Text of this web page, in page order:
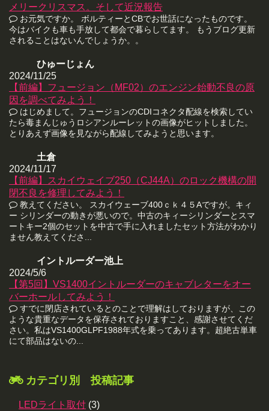
メリークリスマス。そして近況報告
お元気ですか。 ボルティーとCBでお世話になったものです。
今はバイクも車も手放して都会で暮らしてます。 もうブログ更新
されることはないんでしょうか。。
ひゅーじょん
2024/11/25
【前編】フュージョン（MF02）のエンジン始動不良の原
因を調べてみよう！
はじめまして。フュージョンのCDIコネクタ配線を検索してい
たら毒まんじゅうロシアンルーレットの画像がヒットしました。
とりあえず画像を見ながら配線してみようと思います。
土倉
2024/11/17
【前編】スカイウェイブ250（CJ44A）のロック機構の開
閉不良を修理してみよう！
教えてください。 スカイウェーブ400ｃｋ４５Aですが。キィ
ー シリンダーの動きが悪いので。中古のキィーシリンダーとスマ
ートキー2個のセットを中古で手に入れましたセット方法がわかり
ません教えてくださ...
イントルーダー池上
2024/5/6
【第5回】VS1400イントルーダーのキャブレターをオー
バーホールしてみよう！
すでに閉店されているとのことで理解はしておりますが、この
ような貴重なデータを保存されておりますこと、感謝させてくだ
さい。私はVS1400GLPF1988年式を乗ってあります。超絶古単車
にて部品はないの...
カテゴリ別 投稿記事
LEDライト取付 (3)